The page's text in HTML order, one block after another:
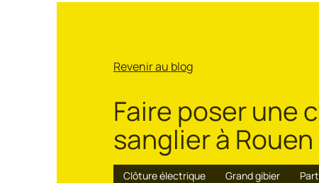
Revenir au blog
Faire poser une
sanglier à Rouen
Clôture électrique Grand gibier